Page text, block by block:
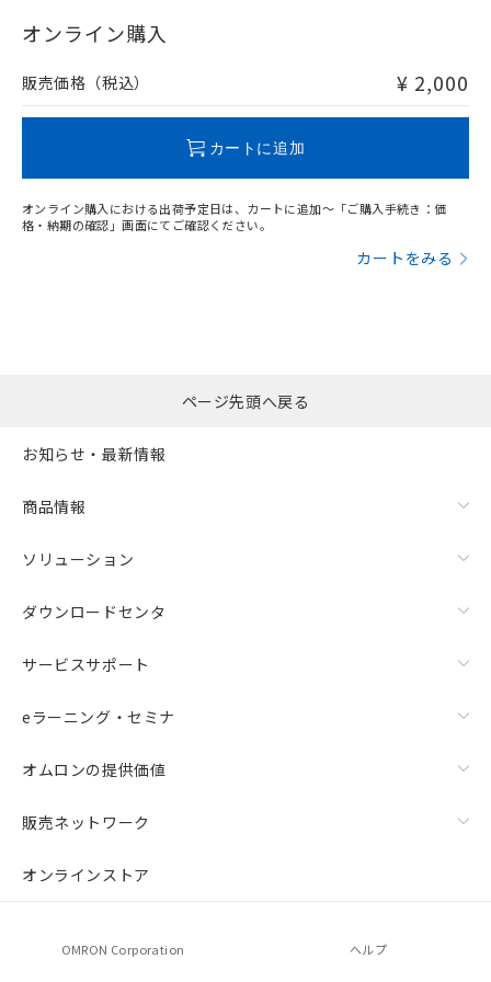
在庫等で未対応品が混在する可能性があります。
問い合わせください。
オンライン購入
販売価格（税込） ¥ 2,000
カートに追加
オンライン購入における出荷予定日は、カートに追加～「ご購入手続き：価
格・納期の確認」画面にてご確認ください。
カートをみる
ページ先頭へ戻る
お知らせ・最新情報
商品情報
ソリューション
ダウンロードセンタ
サービスサポート
eラーニング・セミナ
オムロンの提供価値
販売ネットワーク
オンラインストア
OMRON Corporation ヘルプ